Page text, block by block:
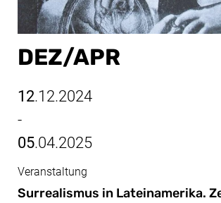
DEZ/​APR
12.12.2024
-
05.04.2025
Dez/Apr, 12.12.2024 -
Surrealismus in Lateinamerika.
Veranstaltung